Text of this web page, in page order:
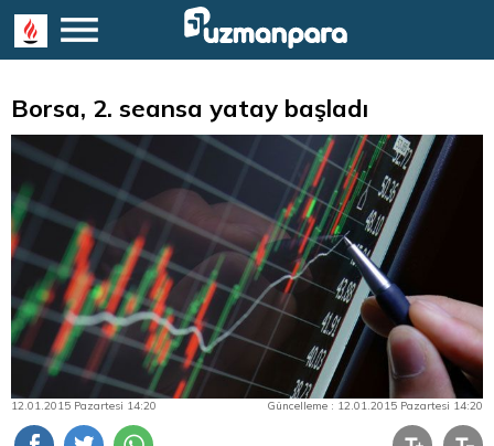
Borsa, 2. seansa yatay başladı
12.01.2015 Pazartesi 14:20 Güncelleme : 12.01.2015 Pazartesi 14:20